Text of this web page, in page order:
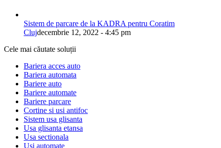
Sistem de parcare de la KADRA pentru Coratim
Clujdecembrie 12, 2022 - 4:45 pm
Cele mai căutate soluții
Bariera acces auto
Bariera automata
Bariere auto
Bariere automate
Bariere parcare
Cortine si usi antifoc
Sistem usa glisanta
Usa glisanta etansa
Usa sectionala
Usi automate